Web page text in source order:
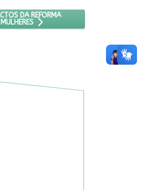
E É INTERNADA NA UTI
APONTAM IMPACTOS DA REFORMA
DA REFORMA